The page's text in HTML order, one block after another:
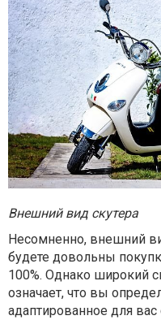
Внешний вид скутера
Несомненно, внешний
будете довольны
100%. Однако широкий
означает, что вы
адаптированное для вас